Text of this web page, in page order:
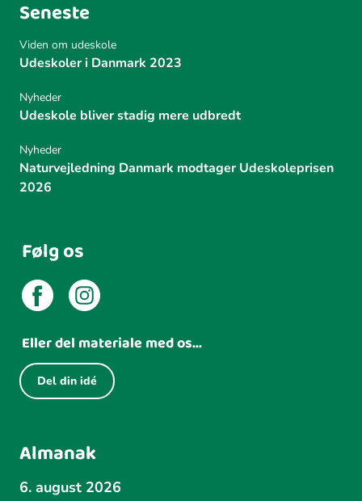
Seneste
Viden om udeskole
Udeskoler i Danmark 2023
Nyheder
Udeskole bliver stadig mere udbredt
Nyheder
Naturvejledning Danmark modtager Udeskoleprisen
2026
Følg os
Eller del materiale med os...
Del din idé
Almanak
6. august 2026